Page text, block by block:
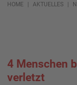
HOME AKTUELLES
4 Menschen
verletzt